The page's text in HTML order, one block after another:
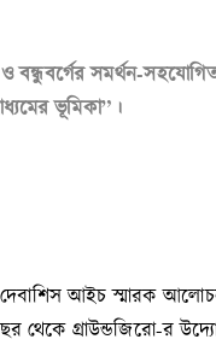
সমর্থন-
ভূমিকা”।
আইচ স্মারক
গ্রাউন্ডজিরো-র